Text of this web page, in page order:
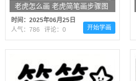
老虎怎么画 老虎简笔画步骤图
时间：2025年06月25日
人气：786 评论：0
开始学画